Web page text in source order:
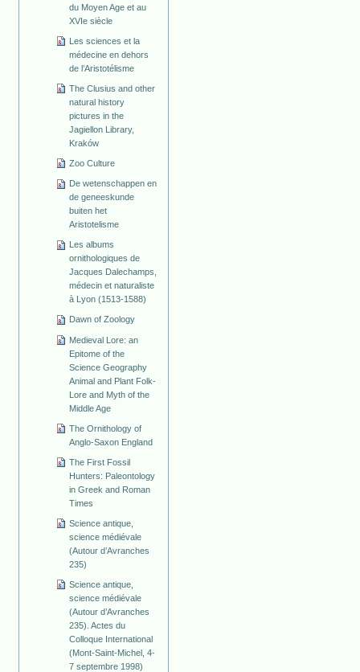
du Moyen Age et au
XVIe siècle
Les sciences et la
médecine en dehors
de l’Aristotélisme
The Clusius and other
natural history
pictures in the
Jagiellon Library,
Kraków
Zoo Culture
De wetenschappen en
de geneeskunde
buiten het
Aristotelisme
Les albums
ornithologiques de
Jacques Dalechamps,
médecin et naturaliste
à Lyon (1513-1588)
Dawn of Zoology
Medieval Lore: an
Epitome of the
Science Geography
Animal and Plant Folk-
Lore and Myth of the
Middle Age
The Ornithology of
Anglo-Saxon England
The First Fossil
Hunters: Paleontology
in Greek and Roman
Times
Science antique,
science médiévale
(Autour d’Avranches
235)
Science antique,
science médiévale
(Autour d’Avranches
235). Actes du
Colloque International
(Mont-Saint-Michel, 4-
7 septembre 1998)